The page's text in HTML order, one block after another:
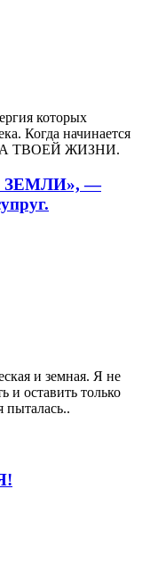
которых
Когда начинается
ТВОЕЙ ЖИЗНИ.
ЗЕМЛИ», —
и земная. Я не
и оставить только
пыталась..